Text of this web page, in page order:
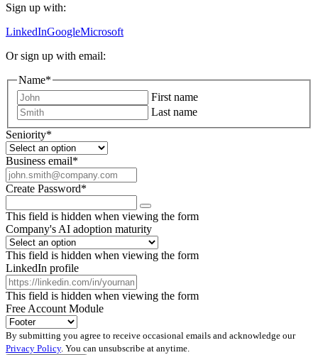
Sign up with:
LinkedInGoogleMicrosoft
Or sign up with email:
Name*
First name
Last name
Seniority*
Business email*
Create Password*
This field is hidden when viewing the form
Company's AI adoption maturity
This field is hidden when viewing the form
LinkedIn profile
This field is hidden when viewing the form
Free Account Module
By submitting you agree to receive occasional emails and acknowledge our
Privacy Policy. You can unsubscribe at anytime.